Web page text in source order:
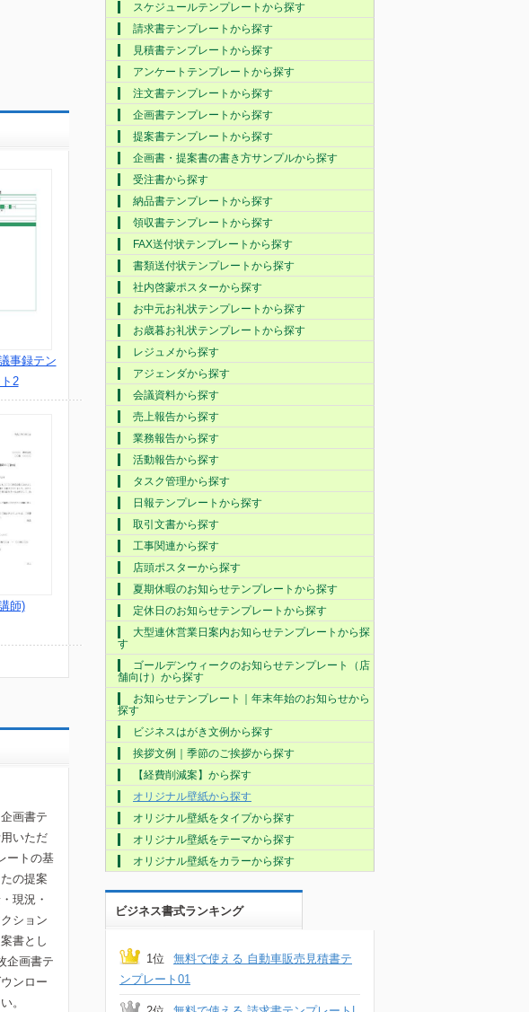
事録テン
2
師)
画書テ
いただ
ートの基
の提案
現況・
ション
書とし
企画書テ
ンロー
。
スケジュールテンプレートから探す
請求書テンプレートから探す
見積書テンプレートから探す
アンケートテンプレートから探す
注文書テンプレートから探す
企画書テンプレートから探す
提案書テンプレートから探す
企画書・提案書の書き方サンプルから探す
受注書から探す
納品書テンプレートから探す
領収書テンプレートから探す
FAX送付状テンプレートから探す
書類送付状テンプレートから探す
社内啓蒙ポスターから探す
お中元お礼状テンプレートから探す
お歳暮お礼状テンプレートから探す
レジュメから探す
アジェンダから探す
会議資料から探す
売上報告から探す
業務報告から探す
活動報告から探す
タスク管理から探す
日報テンプレートから探す
取引文書から探す
工事関連から探す
店頭ポスターから探す
夏期休暇のお知らせテンプレートから探す
定休日のお知らせテンプレートから探す
大型連休営業日案内お知らせテンプレートから探
す
ゴールデンウィークのお知らせテンプレート（店
舗向け）から探す
お知らせテンプレート｜年末年始のお知らせから
探す
ビジネスはがき文例から探す
挨拶文例｜季節のご挨拶から探す
【経費削減案】から探す
オリジナル壁紙から探す
オリジナル壁紙をタイプから探す
オリジナル壁紙をテーマから探す
オリジナル壁紙をカラーから探す
ビジネス書式ランキング
1位
無料で使える 自動車販売見積書テ
ンプレート01